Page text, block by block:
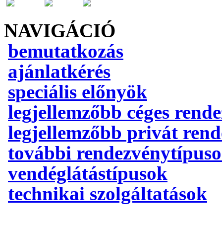
NAVIGÁCIÓ
bemutatkozás
ajánlatkérés
speciális előnyök
legjellemzőbb céges
legjellemzőbb privát
további
vendéglátástípusok
technikai szolgáltatások